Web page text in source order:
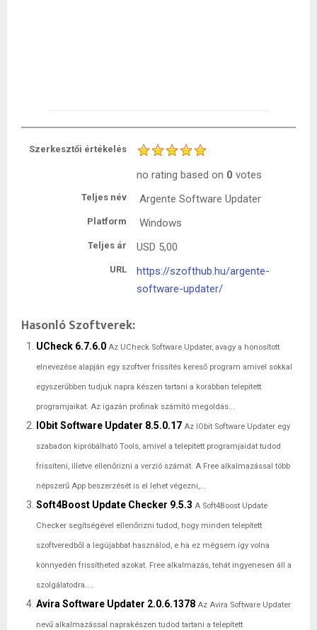
Szerkesztői értékelés
no rating based on 0 votes
Teljes név Argente Software Updater
Platform Windows
Teljes ár USD 5,00
URL
https://szofthub.hu/argente-
software-updater/
Hasonló Szoftverek:
UCheck 6.7.6.0 Az UCheck Software Updater, avagy a honosított
elnevezése alapján egy szoftver frissítés kereső program amivel sokkal
egyszerűbben tudjuk napra készen tartani a korábban telepített
programjaikat. Az igazán profinak számító megoldás...
IObit Software Updater 8.5.0.17 Az IObit Software Updater egy
szabadon kipróbálható Tools, amivel a telepített programjaidat tudod
frissíteni, illetve ellenőrizni a verzió számát. A Free alkalmazással több
népszerű App beszerzését is el lehet végezni,...
Soft4Boost Update Checker 9.5.3 A Soft4Boost Update
Checker segítségével ellenőrizni tudod, hogy minden telepített
szoftveredből a legújabbat használod, e ha ez mégsem így volna
könnyedén frissítheted azokat. Free alkalmazás, tehát ingyenesen áll a
szolgálatodra....
Avira Software Updater 2.0.6.1378 Az Avira Software Updater
nevű alkalmazással naprakészen tudod tartani a telepített